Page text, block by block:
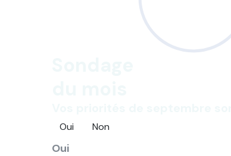
Oui Non
Oui